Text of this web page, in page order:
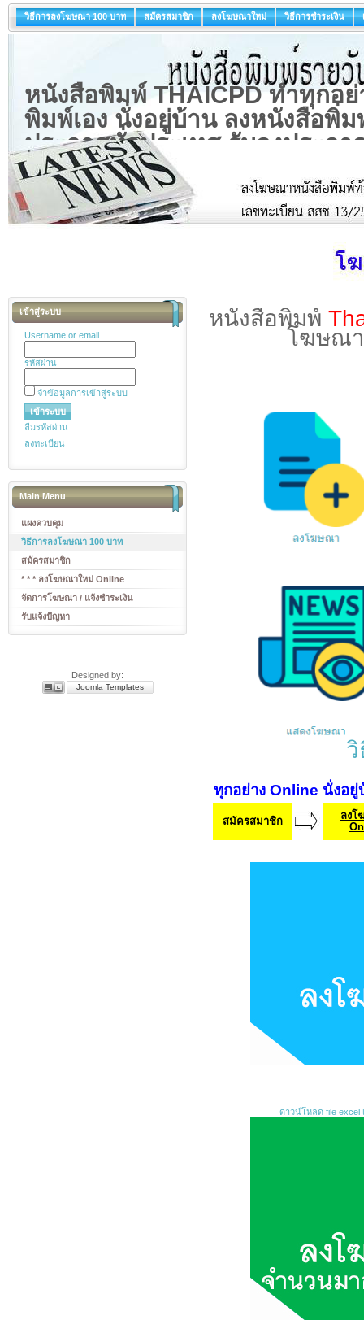
วิธีการลงโฆษณา 100 บาท สมัครสมาชิก ลงโฆษณาใหม่ วิธีการชำระเงิน
หนังสือพิมพ์ THAICPD ทำทุกอย่
พิมพ์เอง นั่งอยู่บ้าน ลงหนังสือพิ่ม
ประกาศทั่วประเทศ รับลงประก
ลงโฆษณาเชิญประชุมผู้ถือหุ้น
เข้าสู่ระบบ
Username or email
รหัสผ่าน
จำข้อมูลการเข้าสู่ระบบ
ลืมรหัสผ่าน
ลงทะเบียน
Main Menu
แผงควบคุม
วิธีการลงโฆษณา 100 บาท
สมัครสมาชิก
* * * ลงโฆษณาใหม่ Online
จัดการโฆษณา / แจ้งชำระเงิน
รับแจ้งปัญหา
Designed by:
Joomla Templates
หนังสือพิมพ์
โฆษณาเ
ทุกอย่าง Online นั่งอ
สมัครสมาชิก
ลง
ดาวน์โหลด file